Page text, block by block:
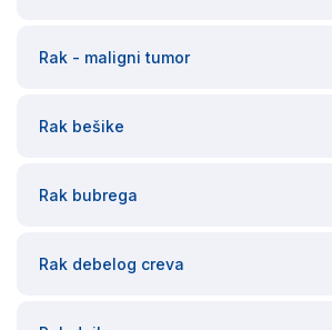
Rak - maligni tumor
Rak bešike
Rak bubrega
Rak debelog creva